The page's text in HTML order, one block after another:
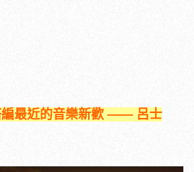
編最近的音樂新歡 —— 呂士